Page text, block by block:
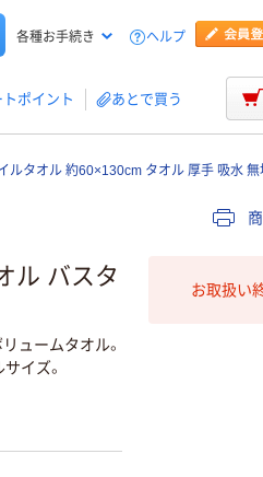
各種お手続き ヘルプ
トポイント あとで買う
ルタオル 約60×130cm タオル 厚手 吸水
ル バスタ
ュームタオル。
イズ。
お取扱い